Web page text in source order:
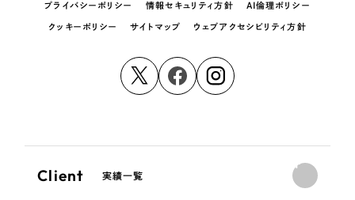
プライバシーポリシー 情報セキュリティ方針 AI倫理ポリシー
クッキーポリシー サイトマップ ウェブアクセシビリティ方針
Client 実績一覧